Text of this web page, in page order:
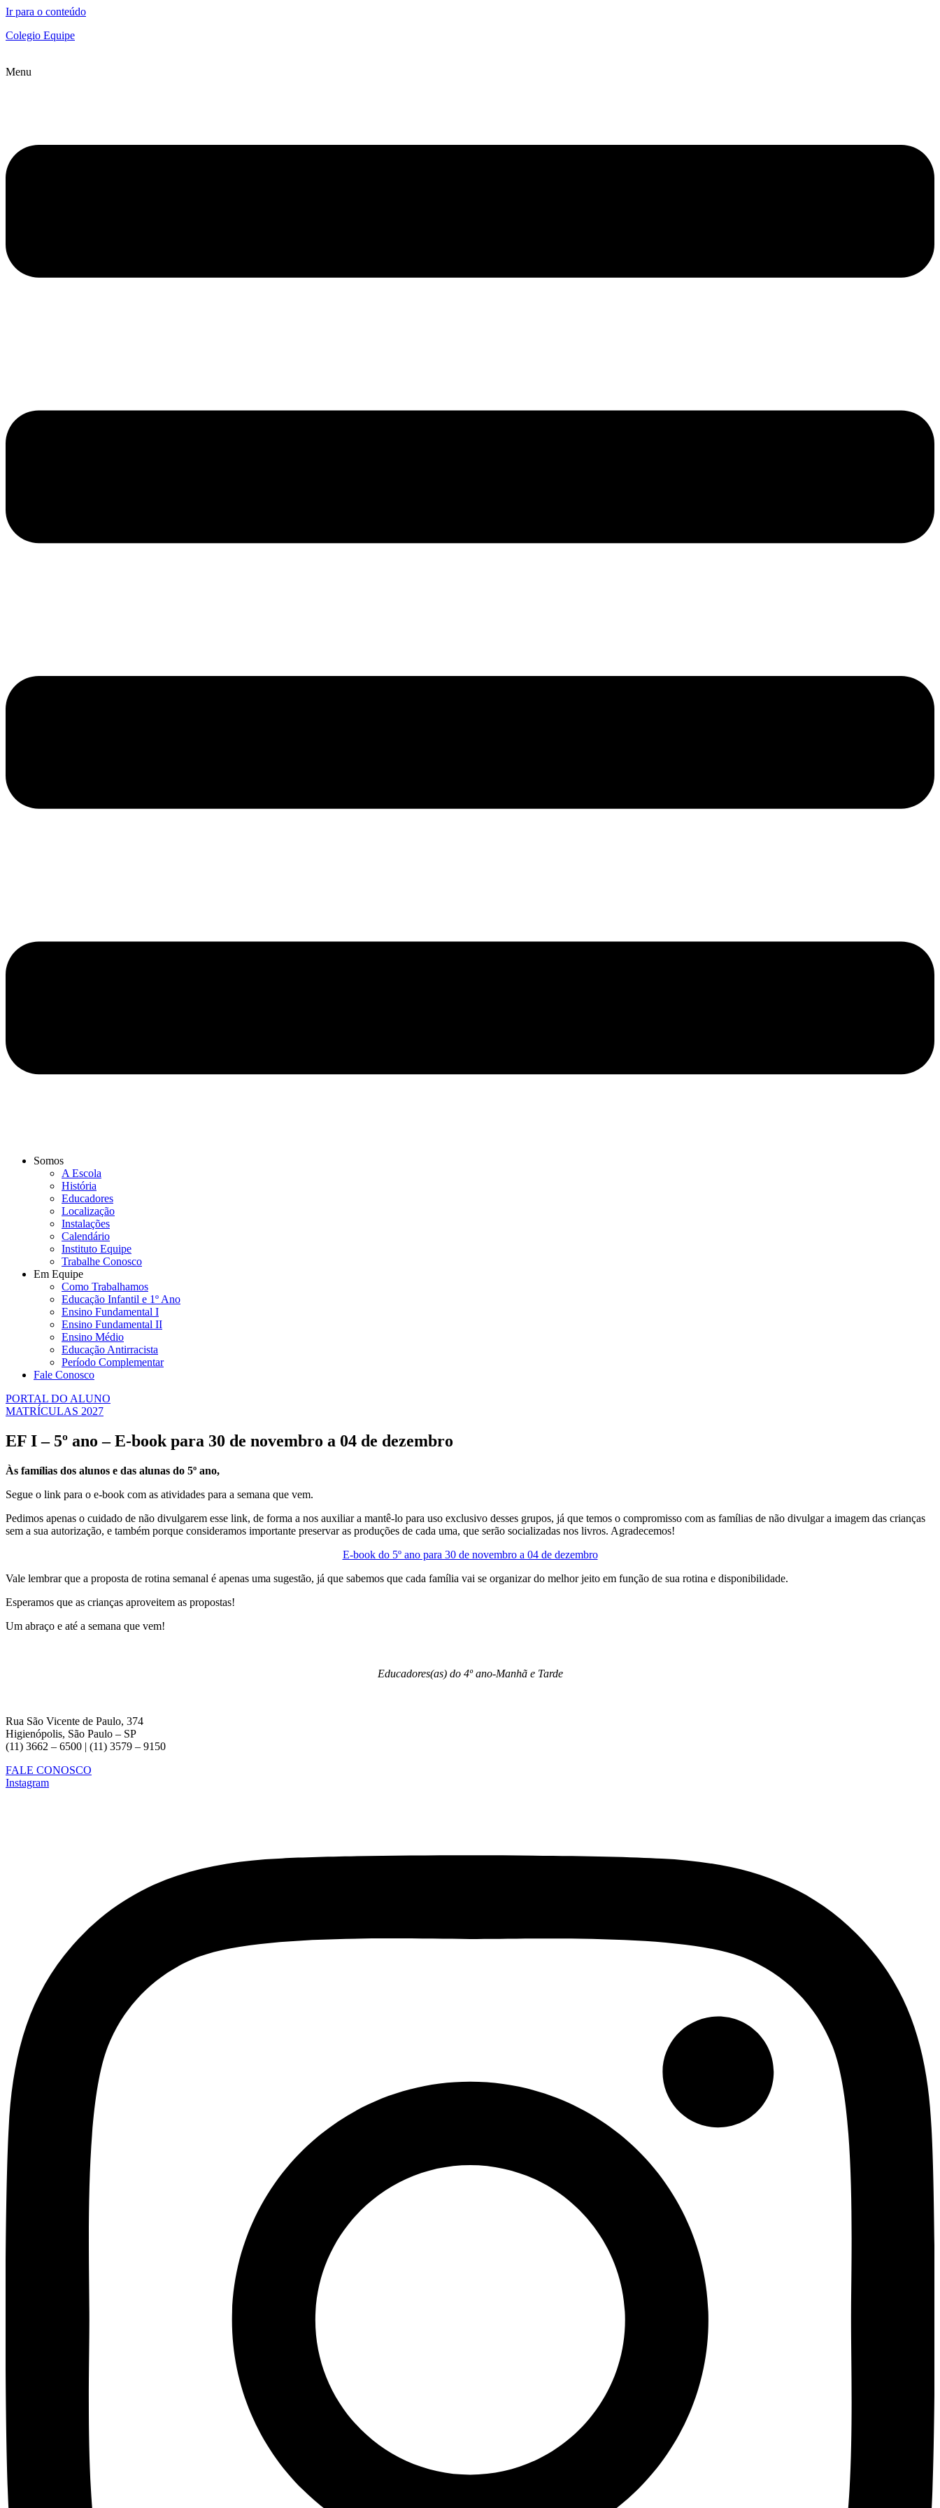
Ir para o conteúdo
Colegio Equipe
Menu
Somos
A Escola
História
Educadores
Localização
Instalações
Calendário
Instituto Equipe
Trabalhe Conosco
Em Equipe
Como Trabalhamos
Educação Infantil e 1º Ano
Ensino Fundamental I
Ensino Fundamental II
Ensino Médio
Educação Antirracista
Período Complementar
Fale Conosco
PORTAL DO ALUNO
MATRÍCULAS 2027
EF I – 5º ano – E-book para 30 de novembro a 04 de dezembro
Às famílias dos alunos e das alunas do 5º ano,
Segue o link para o e-book com as atividades para a semana que vem.
Pedimos apenas o cuidado de não divulgarem esse link, de forma a nos auxiliar a mantê-lo para uso exclusivo desses grupos, já que temos o compromisso com as famílias de não divulgar a imagem das crianças
sem a sua autorização, e também porque consideramos importante preservar as produções de cada uma, que serão socializadas nos livros. Agradecemos!
E-book do 5º ano para 30 de novembro a 04 de dezembro
Vale lembrar que a proposta de rotina semanal é apenas uma sugestão, já que sabemos que cada família vai se organizar do melhor jeito em função de sua rotina e disponibilidade.
Esperamos que as crianças aproveitem as propostas!
Um abraço e até a semana que vem!
Educadores(as) do 4º ano-Manhã e Tarde
Rua São Vicente de Paulo, 374
Higienópolis, São Paulo – SP
(11) 3662 – 6500 | (11) 3579 – 9150
FALE CONOSCO
Instagram